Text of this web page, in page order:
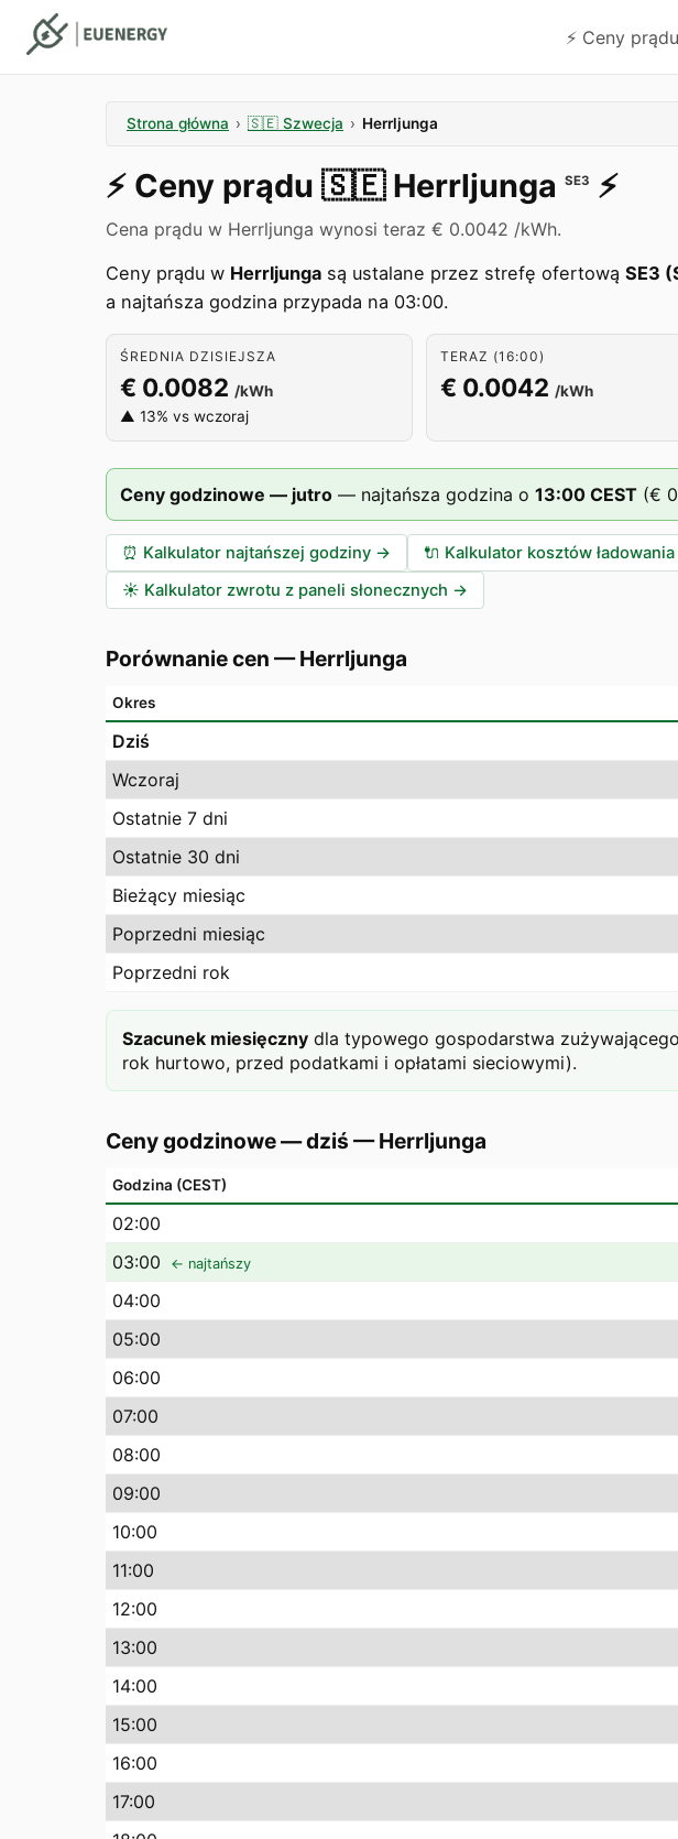
⚡️ Ceny
Strona główna › 🇸🇪 Szwecja › Herrljunga
⚡️ Ceny prądu 🇸🇪 Herrljunga SE3 ⚡️
Cena prądu w Herrljunga wynosi teraz € 0.0042 /kWh.
Ceny prądu w Herrljunga są ustalane przez strefę ofertową SE3
a najtańsza godzina przypada na 03:00.
ŚREDNIA DZISIEJSZA
€ 0.0082 /kWh
▲ 13% vs wczoraj
TERAZ (16:00)
€ 0.0042 /kWh
Ceny godzinowe — jutro — najtańsza godzina o 13:00 CEST (€
⏰ Kalkulator najtańszej godziny → 🔌 Kalkulator kosztów
☀️ Kalkulator zwrotu z paneli słonecznych →
Porównanie cen —Herrljunga
Okres
Dziś
Wczoraj
Ostatnie 7 dni
Ostatnie 30 dni
Bieżący miesiąc
Poprzedni miesiąc
Poprzedni rok
Szacunek miesięczny dla typowego gospodarstwa
rok hurtowo, przed podatkami i opłatami sieciowymi).
Ceny godzinowe — dziś —Herrljunga
Godzina (CEST)
02:00
03:00 ← najtańszy
04:00
05:00
06:00
07:00
08:00
09:00
10:00
11:00
12:00
13:00
14:00
15:00
16:00
17:00